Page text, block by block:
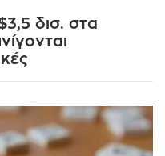
δισ. στα